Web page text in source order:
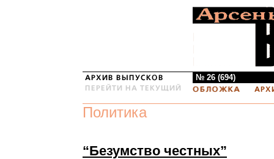
№ 26 (694)
Политика
“Безумство честных”